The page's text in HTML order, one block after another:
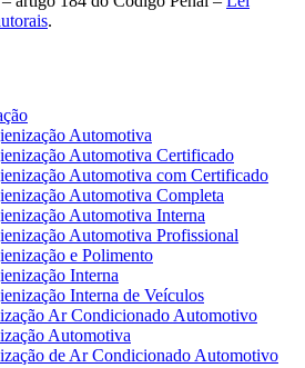
.
Automotiva
Automotiva Certificado
Automotiva com Certificado
Automotiva Completa
Automotiva Interna
Automotiva Profissional
e Polimento
Interna
Interna de Veículos
Ar Condicionado Automotivo
Automotiva
de Ar Condicionado Automotivo